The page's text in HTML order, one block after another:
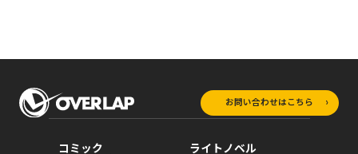
お問い合わせはこちら
コミック ライトノベル